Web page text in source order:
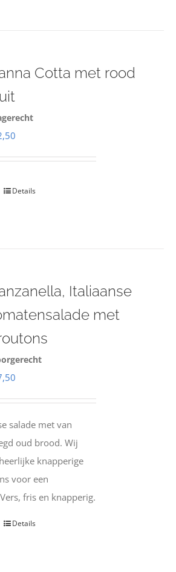
Cotta met rood
Details
Italiaanse
met
salade met van
oud brood. Wij
knapperige
voor een
fris en knapperig.
Details